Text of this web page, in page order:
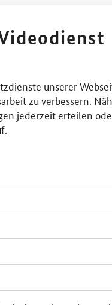
unserer
zu verbessern.
jederzeit erteilen